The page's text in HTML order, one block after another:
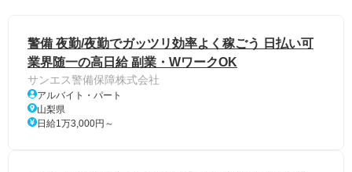
警備 夜勤/夜勤でガッツリ効率よく稼ごう 日払い可
業界随一の高日給 副業・WワークOK
サンエス警備保障株式会社
アルバイト・パート
山梨県
日給1万3,000円～